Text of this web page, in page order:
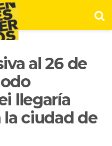
al 26 de
llegaría
la ciudad de